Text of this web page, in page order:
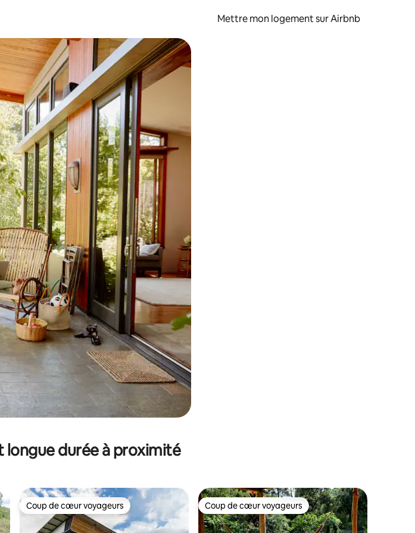
Mettre mon logement sur Airbnb
parcourir ou en appuyant et en faisant glisser.
longue durée à proximité
Coup de cœur voyageurs
Coup de cœur voyageurs Coup de cœur voyageurs
Coup de cœur voyageurs